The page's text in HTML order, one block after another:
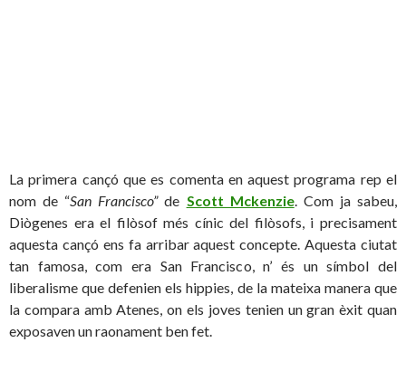
La primera cançó que es comenta en aquest programa rep el
nom de “San Francisco”de Scott Mckenzie. Com ja sabeu,
Diògenes era el filòsof més cínic del filòsofs, i precisament
aquesta cançó ens fa arribar aquest concepte. Aquesta ciutat
tan famosa, com era San Francisco, n’ és un símbol del
liberalisme que defenien els hippies, de la mateixa manera que
la compara amb Atenes, on els joves tenien un gran èxit quan
exposaven un raonament ben fet.